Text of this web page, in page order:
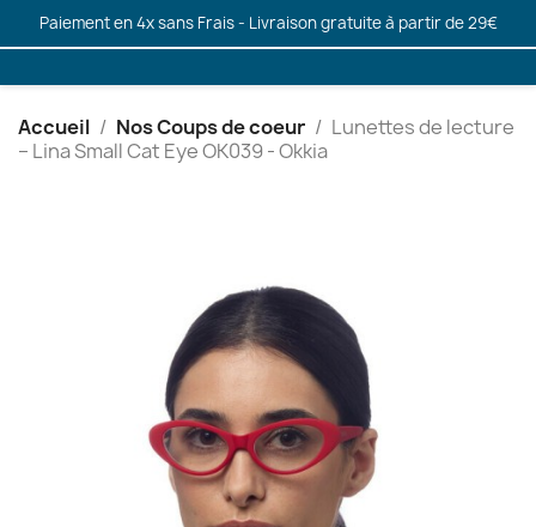
Paiement en 4x sans Frais - Livraison gratuite à partir de 29€
Accueil Nos Coups de coeur
Lunettes de lecture
– Lina Small Cat Eye OK039 - Okkia